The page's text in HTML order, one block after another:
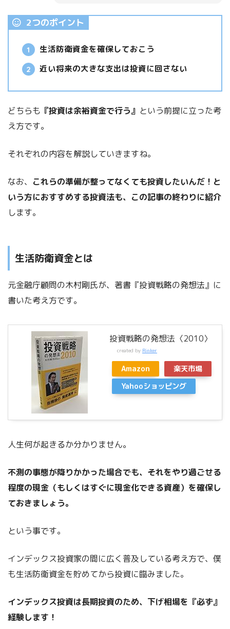
2つのポイント
生活防衛資金を確保しておこう
近い将来の大きな支出は投資に回さない
どちらも 『投資は余裕資金で行う』 という前提に立った考
え方です。
それぞれの内容を解説していきますね。
なお、 これらの準備が整ってなくても投資したいんだ！と
いう方におすすめする投資法も、この記事の終わりに紹介
します。
生活防衛資金とは
元金融庁顧問の木村剛氏が、著書『投資戦略の発想法』に
書いた考え方です。
投資戦略の発想法〈2010〉
created by Rinker
Amazon
楽天市場
Yahooショッピング
人生何が起きるか分かりません。
不測の事態が降りかかった場合でも、それをやり過ごせる
程度の現金（もしくはすぐに現金化できる資産）を確保し
ておきましょう。
という事です。
インデックス投資家の間に広く普及している考え方で、僕
も生活防衛資金を貯めてから投資に臨みました。
インデックス投資は長期投資のため、下げ相場を『必ず』
経験します！